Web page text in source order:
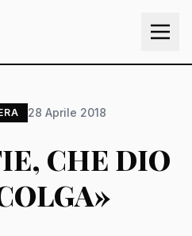
28 Aprile 2018
CHE DIO